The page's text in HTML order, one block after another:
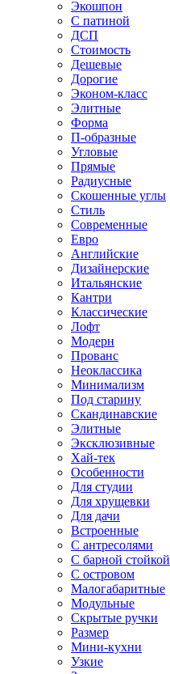
Экошпон
С патиной
ДСП
Стоимость
Дешевые
Дорогие
Эконом-класс
Элитные
Форма
П-образные
Угловые
Прямые
Радиусные
Скошенные углы
Стиль
Современные
Евро
Английские
Дизайнерские
Итальянские
Кантри
Классические
Лофт
Модерн
Прованс
Неоклассика
Минимализм
Под старину
Скандинавские
Элитные
Эксклюзивные
Хай-тек
Особенности
Для студии
Для хрущевки
Для дачи
Встроенные
С антресолями
С барной стойкой
С островом
Малогабаритные
Модульные
Скрытые ручки
Размер
Мини-кухни
Узкие